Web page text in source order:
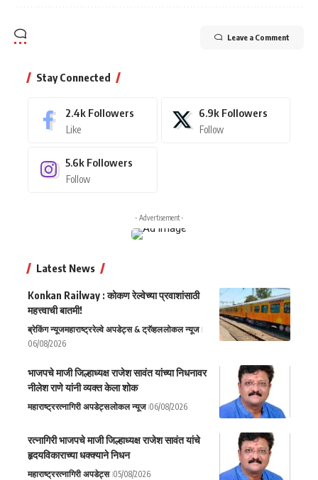
Leave a Comment
Stay Connected
2.4k Followers
Like
6.9k Followers
Follow
5.6k Followers
Follow
- Advertisement -
Latest News
Konkan Railway : कोकण रेल्वेच्या प्रवाशांसाठी
महत्त्वाची बातमी!
ब्रेकिंग न्यूजमहाराष्ट्ररेल्वे अपडेट्स & ट्रॅव्हललोकल न्यूज
06/08/2026
भाजपचे माजी जिल्हाध्यक्ष राजेश सावंत यांच्या निधनावर
नीलेश राणे यांनी व्यक्त केला शोक
महाराष्ट्ररत्नागिरी अपडेट्सलोकल न्यूज 06/08/2026
रत्नागिरी भाजपचे माजी जिल्हाध्यक्ष राजेश सावंत यांचे
हृदयविकाराच्या धक्क्याने निधन
महाराष्ट्ररत्नागिरी अपडेट्स 05/08/2026